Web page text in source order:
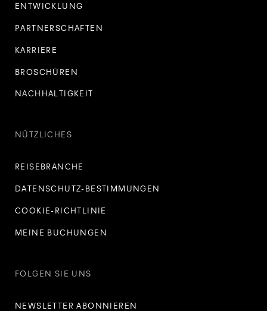
ENTWICKLUNG
PARTNERSCHAFTEN
KARRIERE
BROSCHÜREN
NACHHALTIGKEIT
NÜTZLICHES
REISEBRANCHE
DATENSCHUTZ-BESTIMMUNGEN
COOKIE-RICHTLINIE
MEINE BUCHUNGEN
FOLGEN SIE UNS
NEWSLETTER ABONNIEREN